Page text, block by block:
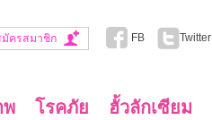
มัครสมาชิก FB Twitter
โรคภัย ฮั้วลักเซียม